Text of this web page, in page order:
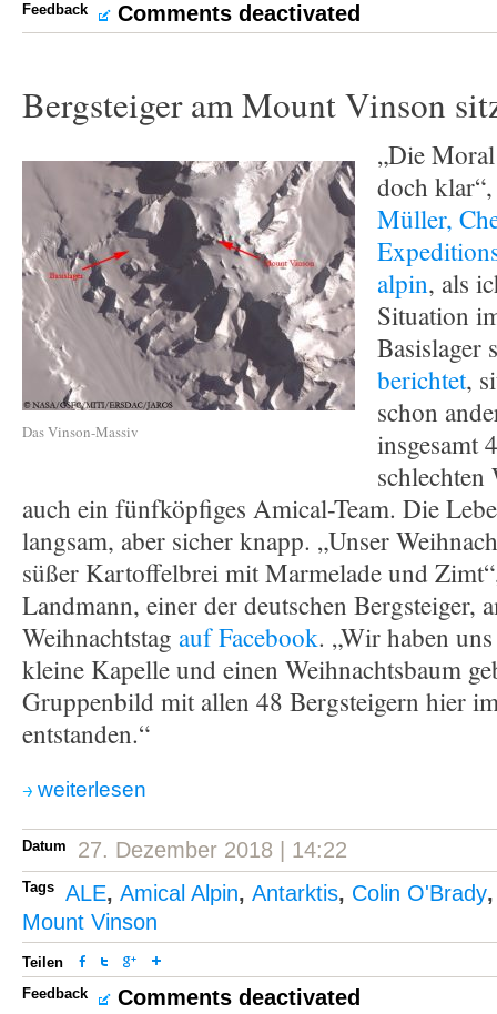
Feedback
Comments deactivated
Bergsteiger am Mount Vinson
Das Vinson-Massiv
„Die
doch
Müller,
alpin, als
Situation
Basislager
berichtet,
schon
insgesamt
schlechten
auch ein fünfköpfiges Amical-Team. Die
langsam, aber sicher knapp. „Unser
süßer Kartoffelbrei mit Marmelade und
Landmann, einer der deutschen Bergsteiger,
Weihnachtstag auf Facebook. „Wir haben
kleine Kapelle und einen Weihnachtsbaum
Gruppenbild mit allen 48 Bergsteigern hier
entstanden.“
weiterlesen
Datum 27. Dezember 2018 | 14:22
Tags ALE, Amical Alpin, Antarktis, Colin O'Brady
Mount Vinson
Teilen
Feedback
Comments deactivated